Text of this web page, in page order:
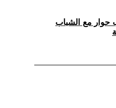
حوار مع الشباب